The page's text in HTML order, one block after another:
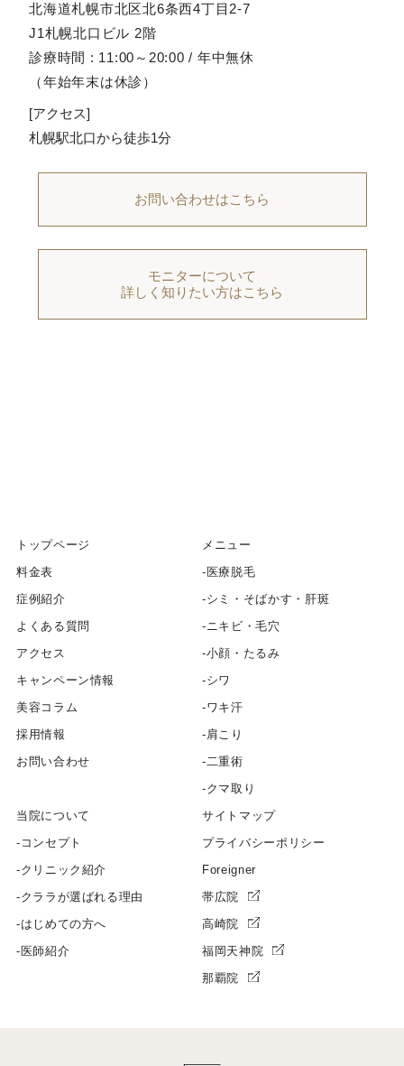
北海道札幌市北区北6条西4丁目2-7
J1札幌北口ビル 2階
診療時間 : 11:00～20:00 / 年中無休
（年始年末は休診）
[アクセス]
札幌駅北口から徒歩1分
お問い合わせはこちら
モニターについて
詳しく知りたい方はこちら
トップページ
料金表
症例紹介
よくある質問
アクセス
キャンペーン情報
美容コラム
採用情報
お問い合わせ
当院について
コンセプト
クリニック紹介
クララが選ばれる理由
はじめての方へ
医師紹介
メニュー
医療脱毛
シミ・そばかす・肝斑
ニキビ・毛穴
小顔・たるみ
シワ
ワキ汗
肩こり
二重術
クマ取り
サイトマップ
プライバシーポリシー
Foreigner
帯広院
高崎院
福岡天神院
那覇院